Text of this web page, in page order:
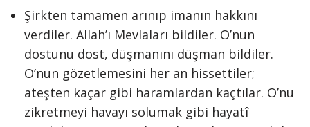
Şirkten tamamen arınıp imanın hakkını
verdiler. Allah’ı Mevlaları bildiler. O’nun
dostunu dost, düşmanını düşman bildiler.
O’nun gözetlemesini her an hissettiler;
ateşten kaçar gibi haramlardan kaçtılar. O’nu
zikretmeyi havayı solumak gibi hayatî